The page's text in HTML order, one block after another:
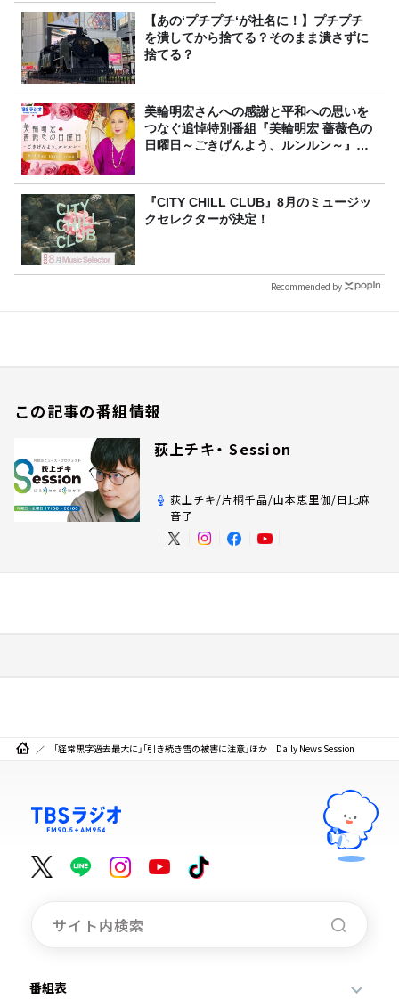
【あの‘プチプチ‘が社名に！】プチプチ
を潰してから捨てる？そのまま潰さずに
捨てる？
美輪明宏さんへの感謝と平和への思いを
つなぐ追悼特別番組『美輪明宏 薔薇色の
日曜日～ごきげんよう、ルンルン～』
『CITY CHILL CLUB』8月のミュージッ
クセレクターが決定！
Recommended by
この記事の番組情報
荻上チキ・ Session
荻上チキ/片桐千晶/山本恵里伽/日比麻
音子
「経常黒字過去最大に」「引き続き雪の被害に注意」ほか Daily News Session
番組表